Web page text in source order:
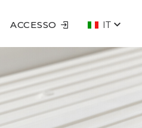
ACCESSO IT